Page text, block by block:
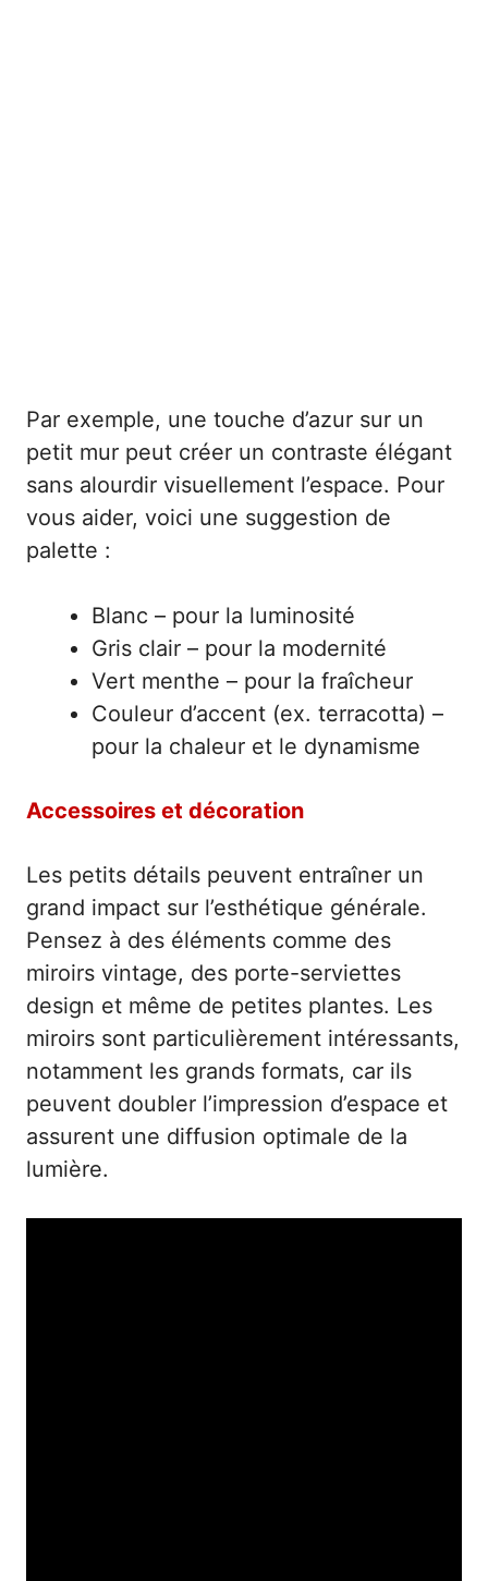
Par exemple, une touche d’azur sur un
petit mur peut créer un contraste élégant
sans alourdir visuellement l’espace. Pour
vous aider, voici une suggestion de
palette :
Blanc – pour la luminosité
Gris clair – pour la modernité
Vert menthe – pour la fraîcheur
Couleur d’accent (ex. terracotta) –
pour la chaleur et le dynamisme
Accessoires et décoration
Les petits détails peuvent entraîner un
grand impact sur l’esthétique générale.
Pensez à des éléments comme des
miroirs vintage, des porte-serviettes
design et même de petites plantes. Les
miroirs sont particulièrement intéressants,
notamment les grands formats, car ils
peuvent doubler l’impression d’espace et
assurent une diffusion optimale de la
lumière.